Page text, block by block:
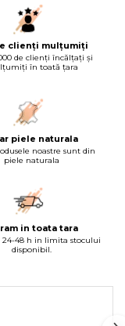
clienți mulțumiți
de clienți încălțați și
în toată țara
piele naturala
noastre sunt din
piele naturala
in toata tara
24-48 h in limita stocului
disponibil.